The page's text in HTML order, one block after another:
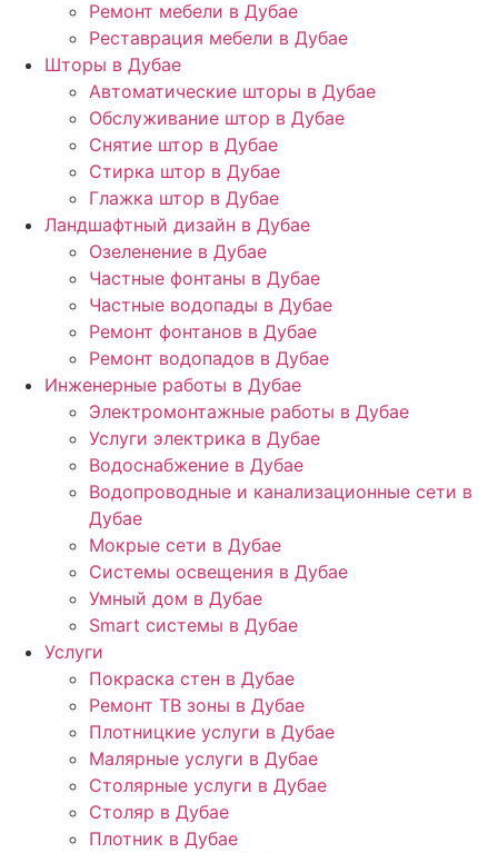
Ремонт мебели в Дубае
Реставрация мебели в Дубае
Шторы в Дубае
Автоматические шторы в Дубае
Обслуживание штор в Дубае
Снятие штор в Дубае
Стирка штор в Дубае
Глажка штор в Дубае
Ландшафтный дизайн в Дубае
Озеленение в Дубае
Частные фонтаны в Дубае
Частные водопады в Дубае
Ремонт фонтанов в Дубае
Ремонт водопадов в Дубае
Инженерные работы в Дубае
Электромонтажные работы в Дубае
Услуги электрика в Дубае
Водоснабжение в Дубае
Водопроводные и канализационные сети в
Дубае
Мокрые сети в Дубае
Системы освещения в Дубае
Умный дом в Дубае
Smart системы в Дубае
Услуги
Покраска стен в Дубае
Ремонт ТВ зоны в Дубае
Плотницкие услуги в Дубае
Малярные услуги в Дубае
Столярные услуги в Дубае
Столяр в Дубае
Плотник в Дубае